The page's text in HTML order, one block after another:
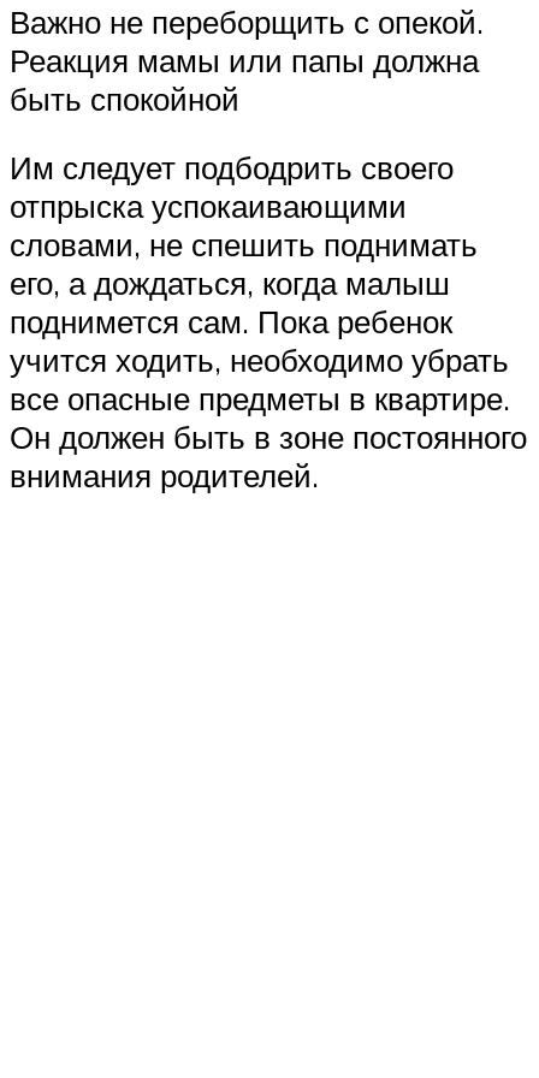
Важно не переборщить с опекой.
Реакция мамы или папы должна
быть спокойной
Им следует подбодрить своего
отпрыска успокаивающими
словами, не спешить поднимать
его, а дождаться, когда малыш
поднимется сам. Пока ребенок
учится ходить, необходимо убрать
все опасные предметы в квартире.
Он должен быть в зоне постоянного
внимания родителей.